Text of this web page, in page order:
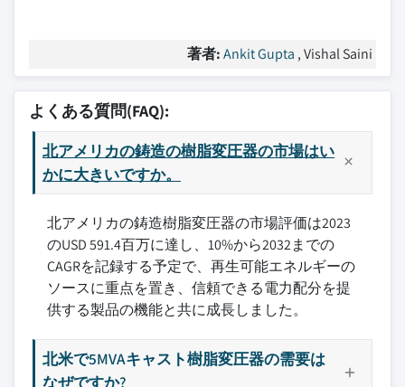
著者:Ankit Gupta , Vishal Saini
よくある質問(FAQ):
北アメリカの鋳造の樹脂変圧器の市場はい
かに大きいですか。
北アメリカの鋳造樹脂変圧器の市場評価は2023
のUSD 591.4百万に達し、10%から2032までの
CAGRを記録する予定で、再生可能エネルギーの
ソースに重点を置き、信頼できる電力配分を提
供する製品の機能と共に成長しました。
北米で5MVAキャスト樹脂変圧器の需要は
なぜですか?